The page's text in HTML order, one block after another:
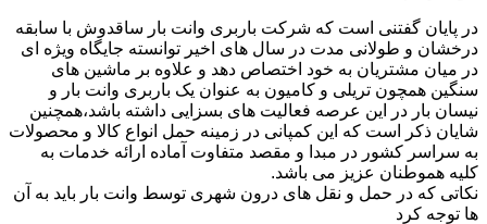
در پایان گفتنی است که شرکت باربری وانت بار ساقدوش با سابقه
درخشان و طولانی مدت در سال های اخیر توانسته جایگاه ویژه ای
در میان مشتریان به خود اختصاص دهد و علاوه بر ماشین های
سنگین همچون تریلی و کامیون به عنوان یک باربری وانت بار و
نیسان بار در این عرصه فعالیت های بسزایی داشته باشد،همچنین
شایان ذکر است که این کمپانی در زمینه حمل انواع کالا و محصولات
به سراسر کشور در مبدا و مقصد متفاوت آماده ارائه خدمات به
کلیه هموطنان عزیز می باشد.
نکاتی که در حمل و نقل های درون شهری توسط وانت بار باید به آن
ها توجه کرد